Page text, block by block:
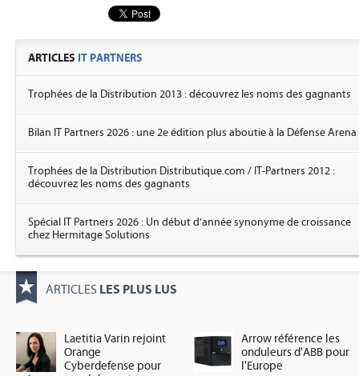
ARTICLES IT PARTNERS
Trophées de la Distribution 2013 : découvrez les noms des gagnants
Bilan IT Partners 2026 : une 2e édition plus aboutie à la Défense Arena
Trophées de la Distribution Distributique.com / IT-Partners 2012 :
découvrez les noms des gagnants
Spécial IT Partners 2026 : Un début d'année synonyme de croissance
chez Hermitage Solutions
ARTICLES LES PLUS LUS
Laetitia Varin rejoint
Orange
Cyberdefense pour
Arrow référence les
onduleurs d'ABB pour
l'Europe